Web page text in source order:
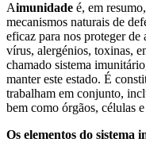
Aimunidade é, em
mecanismos naturais de
eficaz para nos proteger de
vírus, alergénios, toxinas,
chamado sistema
manter este estado. É
trabalham em conjunto,
bem como órgãos, células
Os elementos do sistema